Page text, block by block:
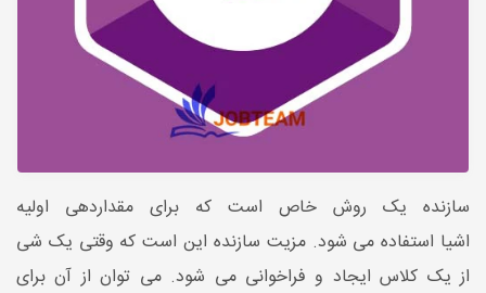
سازنده یک روش خاص است که برای مقداردهی اولیه
اشیا استفاده می شود. مزیت سازنده این است که وقتی یک شی
از یک کلاس ایجاد و فراخوانی می شود. می توان از آن برای